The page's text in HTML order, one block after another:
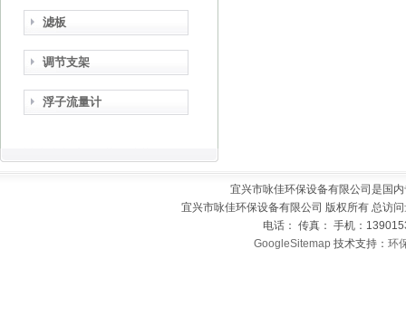
滤板
调节支架
浮子流量计
宜兴市咏佳环保设备有限公司是国
宜兴市咏佳环保设备有限公司 版权所有 总访
电话： 传真： 手机：
GoogleSitemap 技术支持： 环